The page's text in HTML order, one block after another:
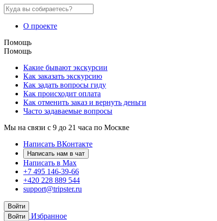
О проекте
Помощь
Помощь
Какие бывают экскурсии
Как заказать экскурсию
Как задать вопросы гиду
Как происходит оплата
Как отменить заказ и вернуть деньги
Часто задаваемые вопросы
Мы на связи с 9 до 21 часа по Москве
Написать ВКонтакте
Написать нам в чат
Написать в Max
+7 495 146-39-66
+420 228 889 544
support@tripster.ru
Войти
Войти
Избранное